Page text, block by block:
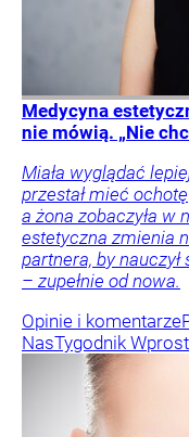
Medycyna
nie mówią. „Nie
Miała wyglądać
przestał mieć
a żona zobaczyła w
estetyczna zmienia
partnera, by
– zupełnie od nowa.
Opinie i komentarze
NasTygodnik Wprost